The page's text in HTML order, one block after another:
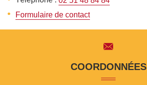
Formulaire de contact
COORDONNÉES